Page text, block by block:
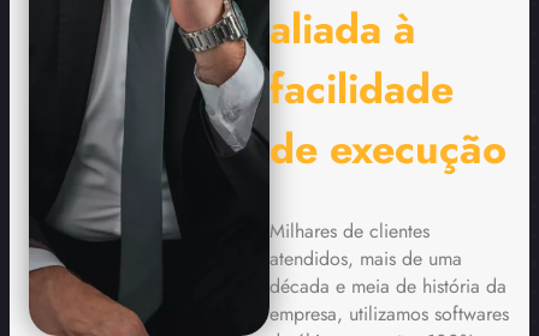
aliada à
facilidade
de execução
Milhares de clientes
atendidos, mais de uma
década e meia de história da
empresa, utilizamos softwares